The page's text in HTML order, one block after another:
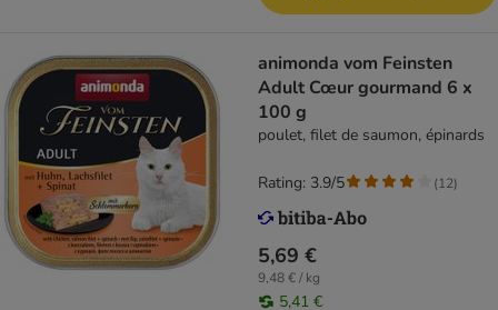
animonda vom Feinsten
Adult Cœur gourmand 6 x
100 g
poulet, filet de saumon, épinards
5,69 €
9,48 € / kg
5,41 €
Rating: 3.9/5 (12)